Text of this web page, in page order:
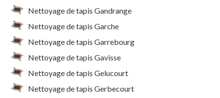
Nettoyage de tapis Gandrange
Nettoyage de tapis Garche
Nettoyage de tapis Garrebourg
Nettoyage de tapis Gavisse
Nettoyage de tapis Gelucourt
Nettoyage de tapis Gerbecourt